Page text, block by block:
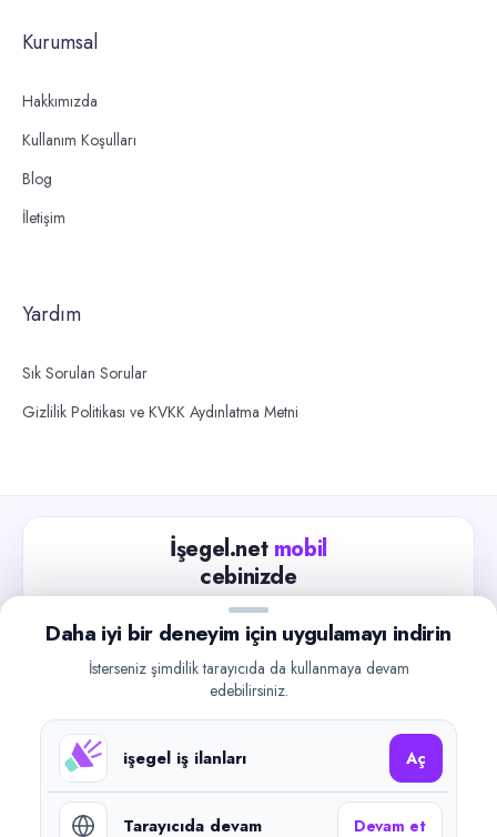
Kurumsal
Hakkımızda
Kullanım Koşulları
Blog
İletişim
Yardım
Sık Sorulan Sorular
Gizlilik Politikası ve KVKK Aydınlatma Metni
İşegel.net mobil
cebinizde
Güncel iş ilanlarını takip edin, işverenlerle hızlıca
iletişime geçin.
Google Play
©2026işegel.net. Tüm hakları saklıdır.
Daha iyi bir deneyim için uygulamayı indirin
İsterseniz şimdilik tarayıcıda da kullanmaya devam
edebilirsiniz.
işegel iş ilanları Aç
Tarayıcıda devam Devam et